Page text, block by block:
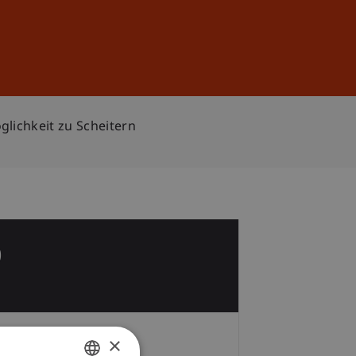
zu Scheitern
×